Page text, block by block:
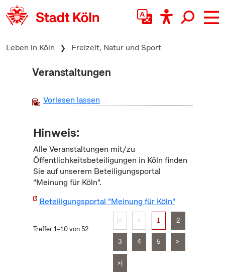
zum Inhalt springen
Leben in Köln Freizeit, Natur und Sport
Veranstaltungen
Vorlesen lassen
Hinweis:
Alle Veranstaltungen mit/zu
Öffentlichkeitsbeteiligungen in Köln finden
Sie auf unserem Beteiligungsportal
"Meinung für Köln".
Beteiligungsportal "Meinung für Köln"
Treffer 1–10 von 52
|< < 1 2
3 4 5 >
>|